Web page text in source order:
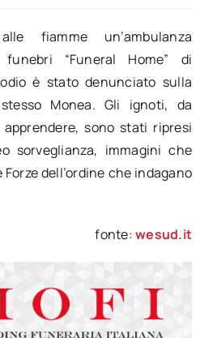
fiamme un’ambulanza
“Funeral Home” di
è stato denunciato sulla
Monea. Gli ignoti, da
sono stati ripresi
sorveglianza, immagini che
dell’ordine che indagano
fonte:wesud.it